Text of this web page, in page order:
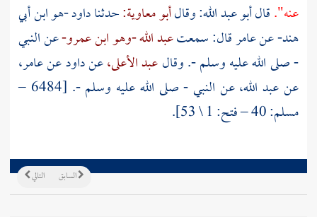
عنه".قالأبو عبد الله:وقالأبو معاوية:حدثناداود -هو ابن أبي
هند-عنعامرقال: سمعتعبد الله -وهو ابن عمرو-عن النبي
- صلى الله عليه وسلم -. وقالعبد الأعلى،عنداودعنعامر،
عنعبد الله،
عن النبي - صلى الله عليه وسلم -. [6484 –
مسلم: 40 – فتح: 1 \ 53].
التالي السابق